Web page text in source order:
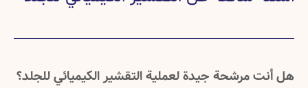
هل أنت مرشحة جيدة لعملية التقشير الكيميائي للجلد؟